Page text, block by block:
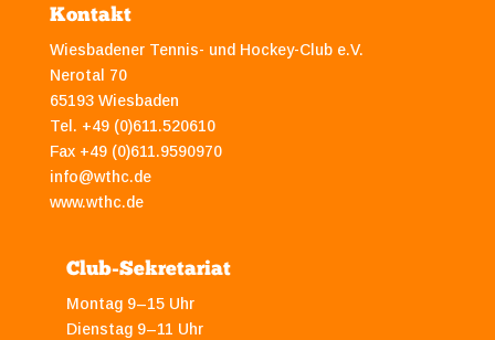
Kontakt
Wiesbadener Tennis- und Hockey-Club e.V.
Nerotal 70
65193 Wiesbaden
Tel. +49 (0)611.520610
Fax +49 (0)611.9590970
info@wthc.de
www.wthc.de
Club-Sekretariat
Montag 9–15 Uhr
Dienstag 9–11 Uhr